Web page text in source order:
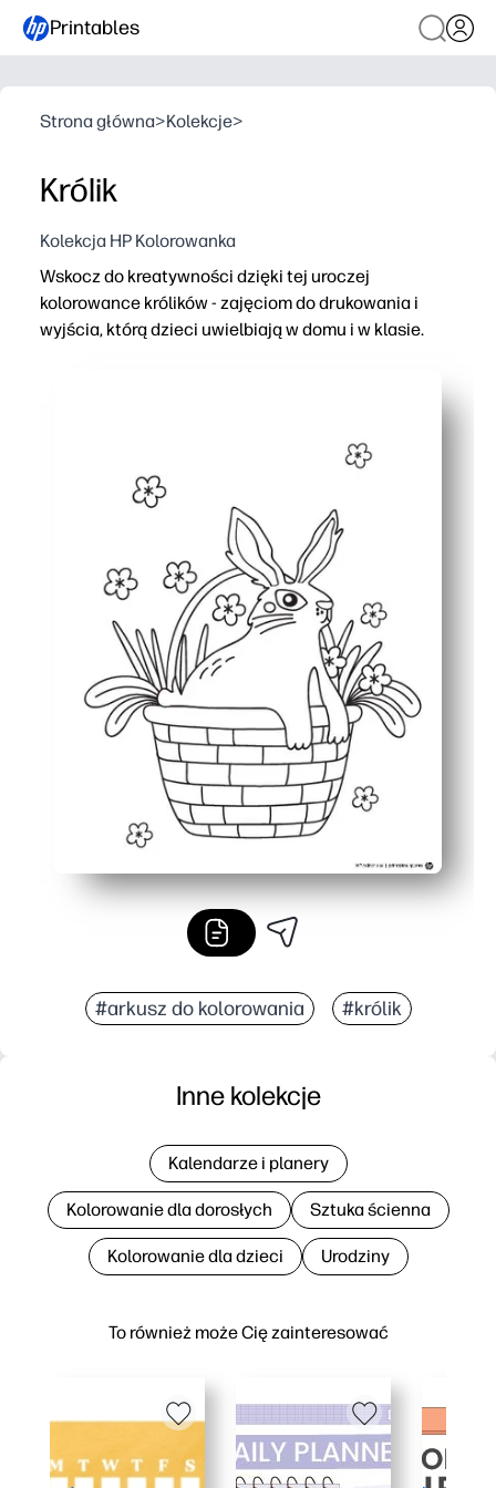
Printables
Strona główna>Kolekcje>
Królik
Kolekcja HP Kolorowanka
Wskocz do kreatywności dzięki tej uroczej
kolorowance królików - zajęciom do drukowania i
wyjścia, którą dzieci uwielbiają w domu i w klasie.
Buduje umiejętności w zakresie precyzyjnej kontroli
Pasuje do domu, klasy lub opieki nad dziećmi -
Pojedyncza strona jest łatwa do udostępniania,
#arkusz do kolorowania #królik
To również może Cię zainteresować
Inne kolekcje
Kalendarze i planery
Kolorowanie dla dorosłych Sztuka ścienna
Kolorowanie dla dzieci Urodziny